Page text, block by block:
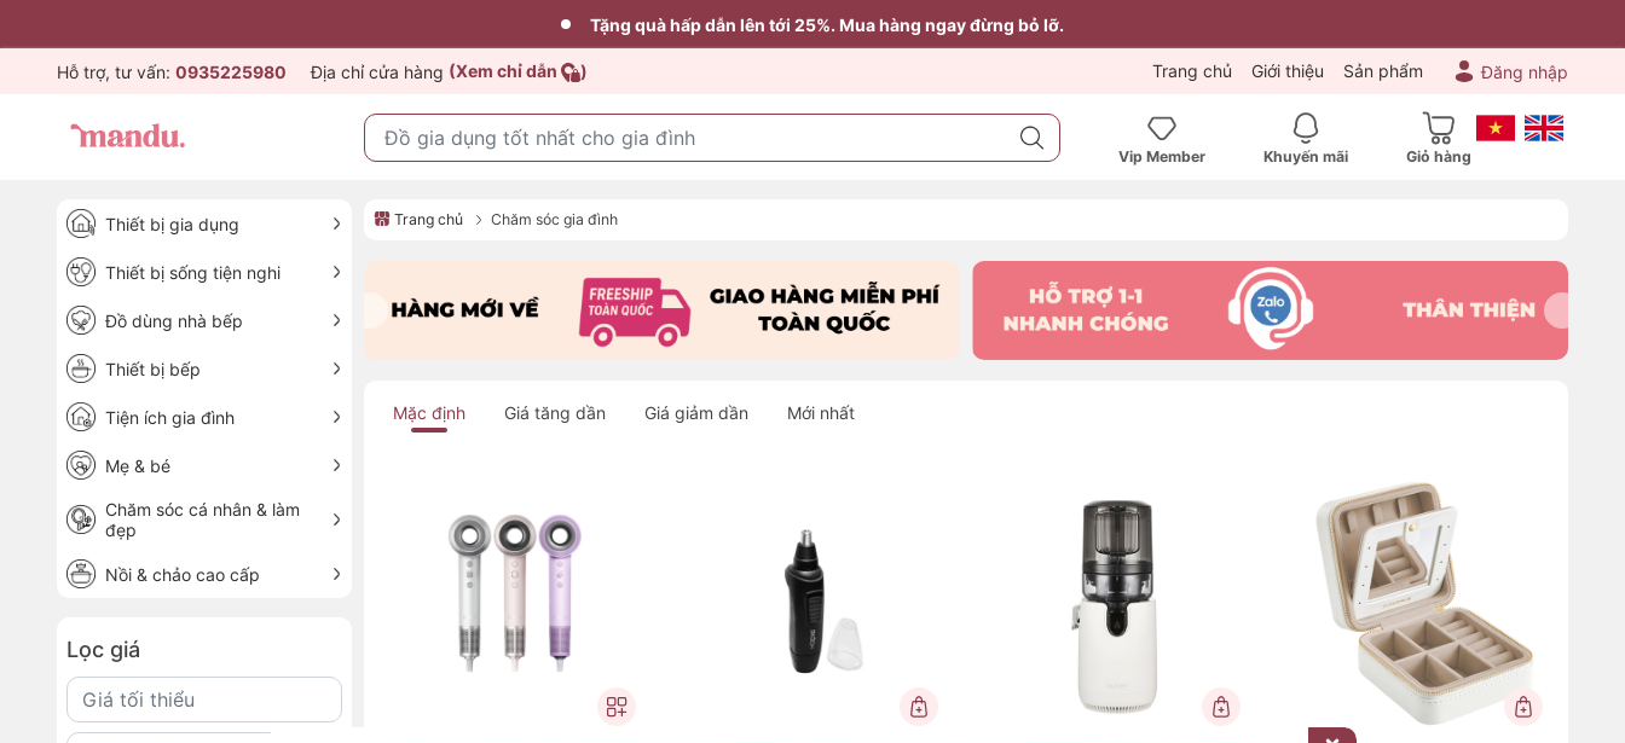
Tặng quà hấp dẫn lên tới 25%. Mua hàng ngay đừng bỏ lỡ.
Hỗ trợ, tư vấn: 0935225980 Địa chỉ cửa hàng (Xem chỉ dẫn ) Trang chủ Giới thiệu Sản phẩm Đăng nhập
Vip Member Khuyến mãi Giỏ hàng
Trang chủ Chăm sóc gia đình
Mặc định Giá tăng dần Giá giảm dần Mới nhất
Thiết bị gia dụng
Thiết bị sống tiện nghi
Đồ dùng nhà bếp
Thiết bị bếp
Tiện ích gia đình
Mẹ & bé
Chăm sóc cá nhân & làm
đẹp
Nồi & chảo cao cấp
Lọc giá